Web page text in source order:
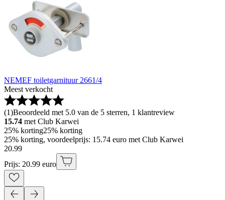
NEMEF toiletgarnituur 2661/4
Meest verkocht
(1)Beoordeeld met 5.0 van de 5 sterren, 1 klantreview
15.74 met Club Karwei
25% korting25% korting
25% korting, voordeelprijs: 15.74 euro met Club Karwei
20.99
Prijs: 20.99 euro